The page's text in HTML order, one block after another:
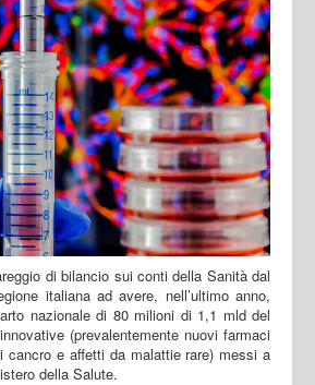
di bilancio sui conti della Sanità dal
italiana ad avere, nell’ultimo anno,
nazionale di 80 milioni di 1,1 mld del
(prevalentemente nuovi farmaci
cancro e affetti da malattie rare) messi a
della Salute.